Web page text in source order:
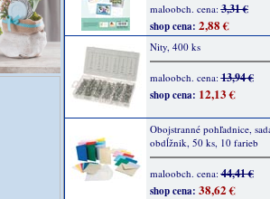
maloobch. cena:3,31 €
shop cena: 2,88 €
Nity, 400 ks
maloobch. cena:13,94 €
shop cena: 12,13 €
Obojstranné pohľadnice,
obdĺžnik, 50 ks, 10 farieb
maloobch. cena:44,41 €
shop cena: 38,62 €